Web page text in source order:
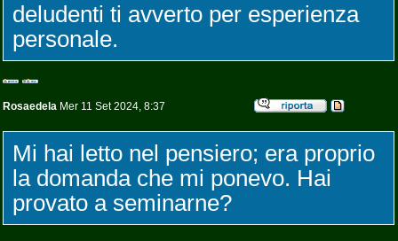
deludenti ti avverto per esperienza
personale.
Rosaedela Mer 11 Set 2024, 8:37
Mi hai letto nel pensiero; era proprio
la domanda che mi ponevo. Hai
provato a seminarne?